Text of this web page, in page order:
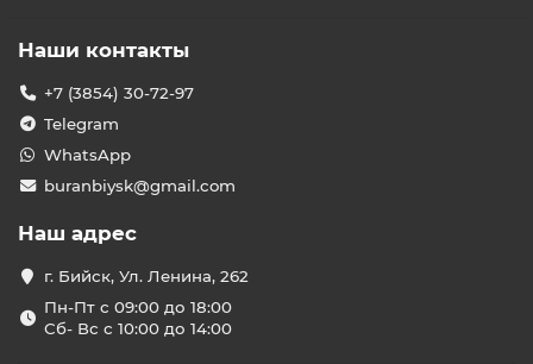
Наши контакты
+7 (3854) 30-72-97
Telegram
WhatsApp
buranbiysk@gmail.com
Наш адрес
г. Бийск, Ул. Ленина, 262
Пн-Пт с 09:00 до 18:00
Сб- Вс с 10:00 до 14:00